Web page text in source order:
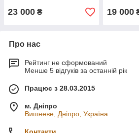
23 000 ₴ 19 000
Про нас
Рейтинг не сформований
Менше 5 відгуків за останній рік
Працює з 28.03.2015
м. Дніпро
Вишневе, Дніпро, Україна